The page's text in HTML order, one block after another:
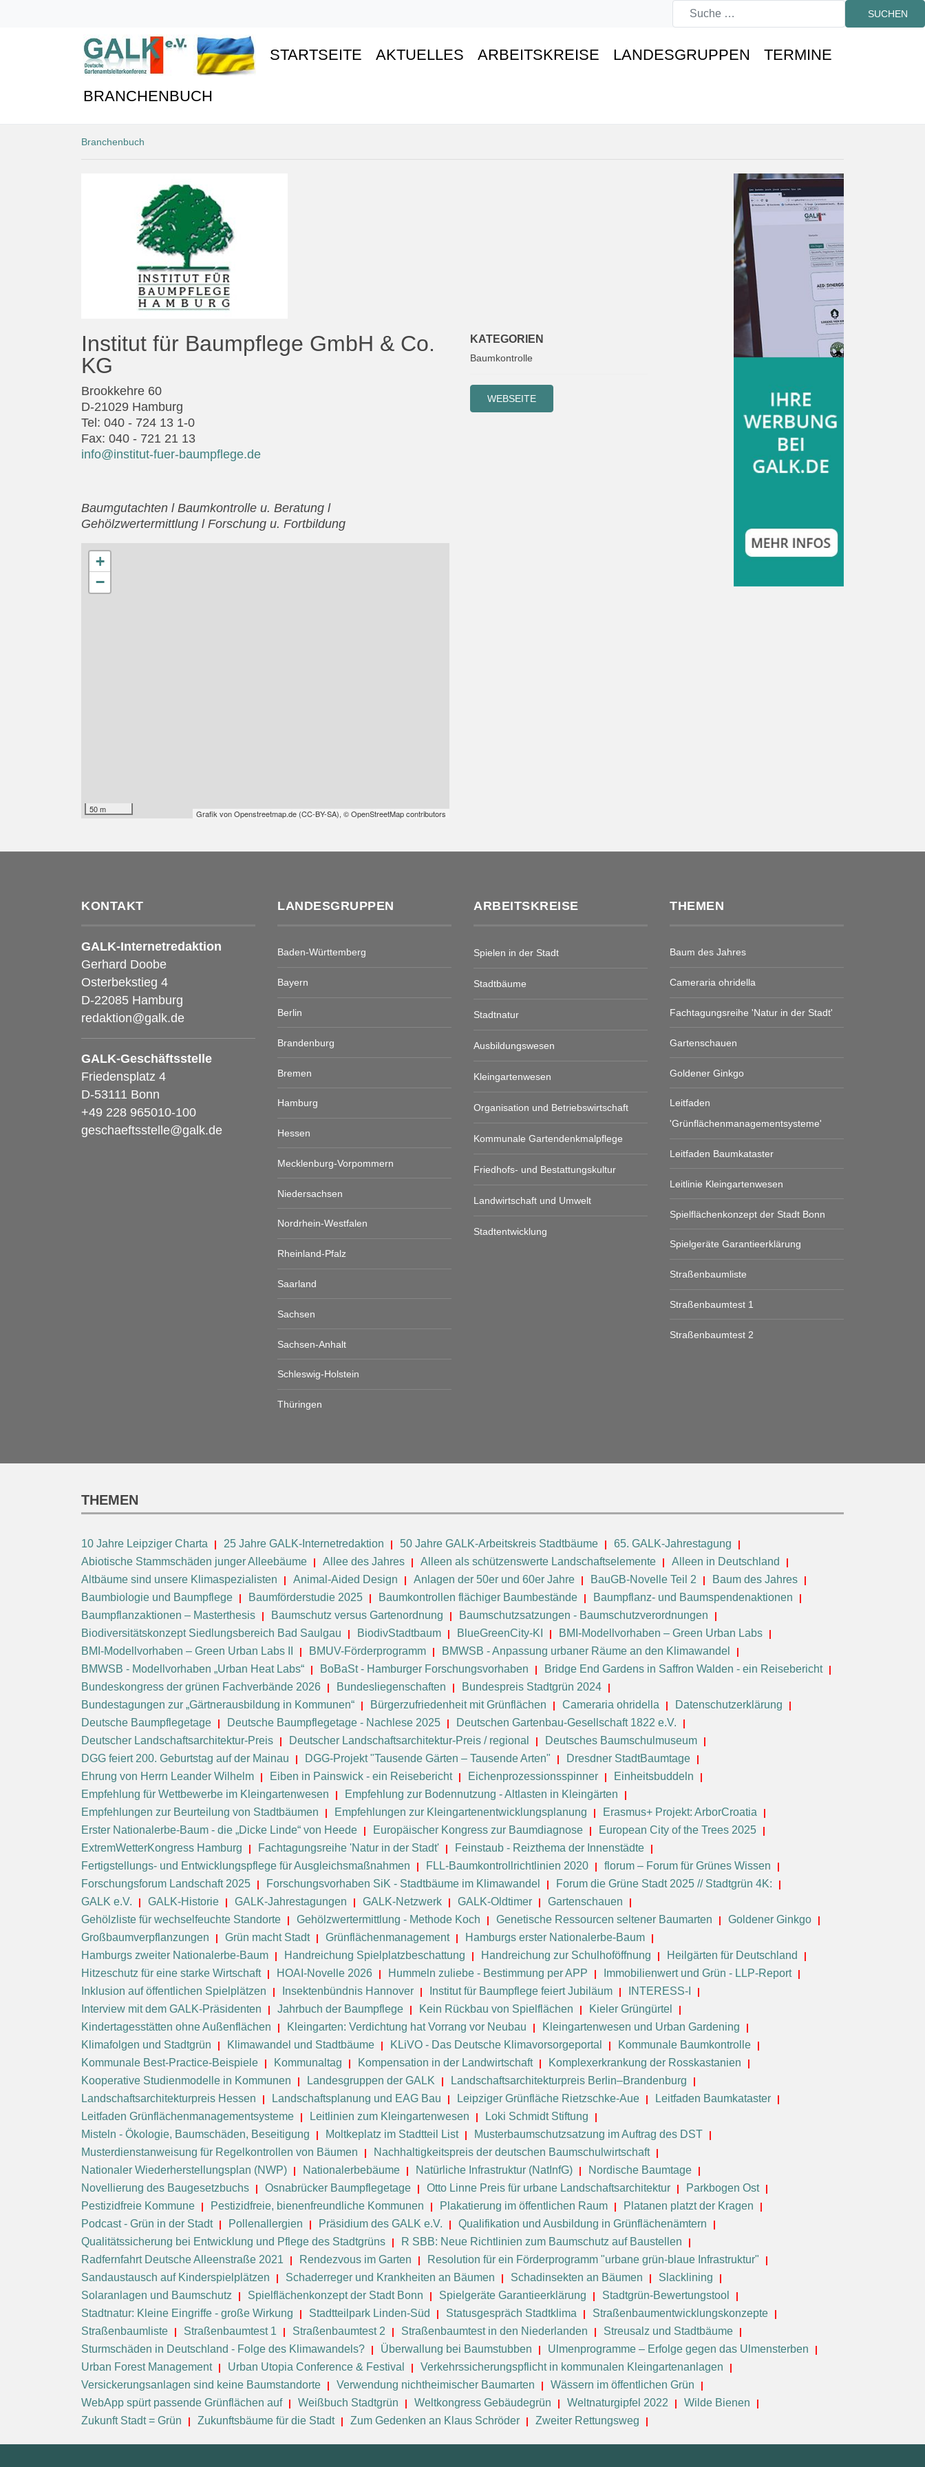
SUCHEN
STARTSEITE AKTUELLES ARBEITSKREISE LANDESGRUPPEN TERMINE
BRANCHENBUCH
Branchenbuch
Institut für Baumpflege GmbH & Co.
KG
Brookkehre 60
D-21029 Hamburg
Tel: 040 - 724 13 1-0
Fax: 040 - 721 21 13
info@institut-fuer-baumpflege.de
Baumgutachten l Baumkontrolle u. Beratung l
Gehölzwertermittlung l Forschung u. Fortbildung
+
−
50 m Grafik vonOpenstreetmap.de(CC-BY-SA), © OpenStreetMap contributors
KATEGORIEN
Baumkontrolle
WEBSEITE
KONTAKT
GALK-Internetredaktion
Gerhard Doobe
Osterbekstieg 4
D-22085 Hamburg
redaktion@galk.de
GALK-Geschäftsstelle
Friedensplatz 4
D-53111 Bonn
+49 228 965010-100
geschaeftsstelle@galk.de
LANDESGRUPPEN
Baden-Württemberg
Bayern
Berlin
Brandenburg
Bremen
Hamburg
Hessen
Mecklenburg-Vorpommern
Niedersachsen
Nordrhein-Westfalen
Rheinland-Pfalz
Saarland
Sachsen
Sachsen-Anhalt
Schleswig-Holstein
Thüringen
ARBEITSKREISE
Spielen in der Stadt
Stadtbäume
Stadtnatur
Ausbildungswesen
Kleingartenwesen
Organisation und Betriebswirtschaft
Kommunale Gartendenkmalpflege
Friedhofs- und Bestattungskultur
Landwirtschaft und Umwelt
Stadtentwicklung
THEMEN
Baum des Jahres
Cameraria ohridella
Fachtagungsreihe 'Natur in der Stadt'
Gartenschauen
Goldener Ginkgo
Leitfaden
'Grünflächenmanagementsysteme'
Leitfaden Baumkataster
Leitlinie Kleingartenwesen
Spielflächenkonzept der Stadt Bonn
Spielgeräte Garantieerklärung
Straßenbaumliste
Straßenbaumtest 1
Straßenbaumtest 2
THEMEN
10 Jahre Leipziger Charta 25 Jahre GALK-Internetredaktion 50 Jahre GALK-Arbeitskreis Stadtbäume
65. GALK-Jahrestagung
Abiotische Stammschäden junger Alleebäume
Allee des Jahres Alleen als schützenswerte Landschaftselemente
Alleen in Deutschland
Altbäume sind unsere Klimaspezialisten
Animal-Aided Design Anlagen der 50er und 60er Jahre BauGB-Novelle Teil 2
Baum des Jahres
Baumbiologie und Baumpflege
Baumförderstudie 2025 Baumkontrollen flächiger Baumbestände
Baumpflanz- und Baumspendenaktionen
Baumpflanzaktionen – Masterthesis
Baumschutz versus Gartenordnung
Baumschutzsatzungen - Baumschutzverordnungen
Biodiversitätskonzept Siedlungsbereich Bad Saulgau
BiodivStadtbaum BlueGreenCity-KI
BMI-Modellvorhaben – Green Urban Labs
BMI-Modellvorhaben – Green Urban Labs II
BMUV-Förderprogramm
BMWSB - Anpassung urbaner Räume an den Klimawandel
BMWSB - Modellvorhaben „Urban Heat Labs“
BoBaSt - Hamburger Forschungsvorhaben
Bridge End Gardens in Saffron Walden - ein Reisebericht
Bundeskongress der grünen Fachverbände 2026
Bundesliegenschaften
Bundespreis Stadtgrün 2024
Bundestagungen zur „Gärtnerausbildung in Kommunen“
Bürgerzufriedenheit mit Grünflächen Cameraria ohridella
Datenschutzerklärung
Deutsche Baumpflegetage
Deutsche Baumpflegetage - Nachlese 2025
Deutschen Gartenbau-Gesellschaft 1822 e.V.
Deutscher Landschaftsarchitektur-Preis
Deutscher Landschaftsarchitektur-Preis / regional
Deutsches Baumschulmuseum
DGG feiert 200. Geburtstag auf der Mainau
DGG-Projekt "Tausende Gärten – Tausende Arten"
Dresdner StadtBaumtage
Ehrung von Herrn Leander Wilhelm
Eiben in Painswick - ein Reisebericht Eichenprozessionsspinner
Einheitsbuddeln
Empfehlung für Wettbewerbe im Kleingartenwesen
Empfehlung zur Bodennutzung - Altlasten in Kleingärten
Empfehlungen zur Beurteilung von Stadtbäumen
Empfehlungen zur Kleingartenentwicklungsplanung
Erasmus+ Projekt: ArborCroatia
Erster Nationalerbe-Baum - die „Dicke Linde“ von Heede
Europäischer Kongress zur Baumdiagnose
European City of the Trees 2025
ExtremWetterKongress Hamburg
Fachtagungsreihe 'Natur in der Stadt'
Feinstaub - Reizthema der Innenstädte
Fertigstellungs- und Entwicklungspflege für Ausgleichsmaßnahmen
FLL-Baumkontrollrichtlinien 2020
florum – Forum für Grünes Wissen
Forschungsforum Landschaft 2025
Forschungsvorhaben SiK - Stadtbäume im Klimawandel
Forum die Grüne Stadt 2025 // Stadtgrün 4K:
GALK e.V.
GALK-Historie GALK-Jahrestagungen GALK-Netzwerk GALK-Oldtimer
Gartenschauen
Gehölzliste für wechselfeuchte Standorte
Gehölzwertermittlung - Methode Koch Genetische Ressourcen seltener Baumarten
Goldener Ginkgo
Großbaumverpflanzungen
Grün macht Stadt Grünflächenmanagement
Hamburgs erster Nationalerbe-Baum
Hamburgs zweiter Nationalerbe-Baum
Handreichung Spielplatzbeschattung Handreichung zur Schulhoföffnung
Heilgärten für Deutschland
Hitzeschutz für eine starke Wirtschaft
HOAI-Novelle 2026 Hummeln zuliebe - Bestimmung per APP
Immobilienwert und Grün - LLP-Report
Inklusion auf öffentlichen Spielplätzen
Insektenbündnis Hannover Institut für Baumpflege feiert Jubiläum
INTERESS-I
Interview mit dem GALK-Präsidenten
Jahrbuch der Baumpflege Kein Rückbau von Spielflächen
Kieler Grüngürtel
Kindertagesstätten ohne Außenflächen
Kleingarten: Verdichtung hat Vorrang vor Neubau
Kleingartenwesen und Urban Gardening
Klimafolgen und Stadtgrün
Klimawandel und Stadtbäume KLiVO - Das Deutsche Klimavorsorgeportal
Kommunale Baumkontrolle
Kommunale Best-Practice-Beispiele
Kommunaltag Kompensation in der Landwirtschaft
Komplexerkrankung der Rosskastanien
Kooperative Studienmodelle in Kommunen
Landesgruppen der GALK
Landschaftsarchitekturpreis Berlin–Brandenburg
Landschaftsarchitekturpreis Hessen
Landschaftsplanung und EAG Bau Leipziger Grünfläche Rietzschke-Aue
Leitfaden Baumkataster
Leitfaden Grünflächenmanagementsysteme
Leitlinien zum Kleingartenwesen
Loki Schmidt Stiftung
Misteln - Ökologie, Baumschäden, Beseitigung
Moltkeplatz im Stadtteil List
Musterbaumschutzsatzung im Auftrag des DST
Musterdienstanweisung für Regelkontrollen von Bäumen
Nachhaltigkeitspreis der deutschen Baumschulwirtschaft
Nationaler Wiederherstellungsplan (NWP)
Nationalerbebäume Natürliche Infrastruktur (NatInfG)
Nordische Baumtage
Novellierung des Baugesetzbuchs
Osnabrücker Baumpflegetage Otto Linne Preis für urbane Landschaftsarchitektur
Parkbogen Ost
Pestizidfreie Kommune
Pestizidfreie, bienenfreundliche Kommunen Plakatierung im öffentlichen Raum
Platanen platzt der Kragen
Podcast - Grün in der Stadt
Pollenallergien Präsidium des GALK e.V.
Qualifikation und Ausbildung in Grünflächenämtern
Qualitätssicherung bei Entwicklung und Pflege des Stadtgrüns
R SBB: Neue Richtlinien zum Baumschutz auf Baustellen
Radfernfahrt Deutsche Alleenstraße 2021
Rendezvous im Garten
Resolution für ein Förderprogramm "urbane grün-blaue Infrastruktur"
Sandaustausch auf Kinderspielplätzen
Schaderreger und Krankheiten an Bäumen Schadinsekten an Bäumen
Slacklining
Solaranlagen und Baumschutz
Spielflächenkonzept der Stadt Bonn Spielgeräte Garantieerklärung
Stadtgrün-Bewertungstool
Stadtnatur: Kleine Eingriffe - große Wirkung
Stadtteilpark Linden-Süd Statusgespräch Stadtklima
Straßenbaumentwicklungskonzepte
Straßenbaumliste
Straßenbaumtest 1 Straßenbaumtest 2 Straßenbaumtest in den Niederlanden
Streusalz und Stadtbäume
Sturmschäden in Deutschland - Folge des Klimawandels?
Überwallung bei Baumstubben
Ulmenprogramme – Erfolge gegen das Ulmensterben
Urban Forest Management
Urban Utopia Conference & Festival
Verkehrssicherungspflicht in kommunalen Kleingartenanlagen
Versickerungsanlagen sind keine Baumstandorte
Verwendung nichtheimischer Baumarten
Wässern im öffentlichen Grün
WebApp spürt passende Grünflächen auf
Weißbuch Stadtgrün Weltkongress Gebäudegrün Weltnaturgipfel 2022
Wilde Bienen
Zukunft Stadt = Grün
Zukunftsbäume für die Stadt Zum Gedenken an Klaus Schröder Zweiter Rettungsweg